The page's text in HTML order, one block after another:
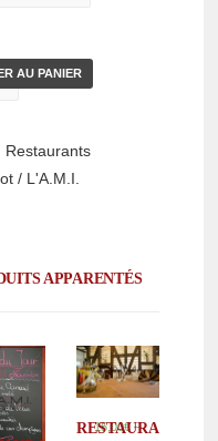
AU PANIER
Restaurants
/ L'A.M.I.
APPARENTÉS
RESTAURANT
15,00€–